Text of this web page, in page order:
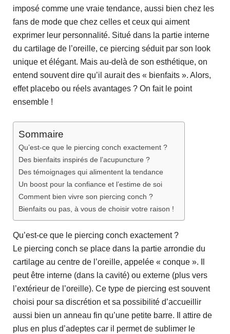
imposé comme une vraie tendance, aussi bien chez les
fans de mode que chez celles et ceux qui aiment
exprimer leur personnalité. Situé dans la partie interne
du cartilage de l’oreille, ce piercing séduit par son look
unique et élégant. Mais au-delà de son esthétique, on
entend souvent dire qu’il aurait des « bienfaits ». Alors,
effet placebo ou réels avantages ? On fait le point
ensemble !
Sommaire
Qu’est-ce que le piercing conch exactement ?
Des bienfaits inspirés de l’acupuncture ?
Des témoignages qui alimentent la tendance
Un boost pour la confiance et l’estime de soi
Comment bien vivre son piercing conch ?
Bienfaits ou pas, à vous de choisir votre raison !
Qu’est-ce que le piercing conch exactement ?
Le piercing conch se place dans la partie arrondie du
cartilage au centre de l’oreille, appelée « conque ». Il
peut être interne (dans la cavité) ou externe (plus vers
l’extérieur de l’oreille). Ce type de piercing est souvent
choisi pour sa discrétion et sa possibilité d’accueillir
aussi bien un anneau fin qu’une petite barre. Il attire de
plus en plus d’adeptes car il permet de sublimer le